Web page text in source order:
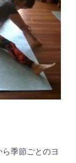
ら季節ごとのヨ